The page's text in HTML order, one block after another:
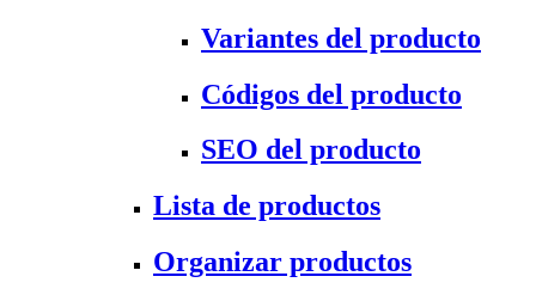
Variantes del producto
Códigos del producto
SEO del producto
Lista de productos
Organizar productos